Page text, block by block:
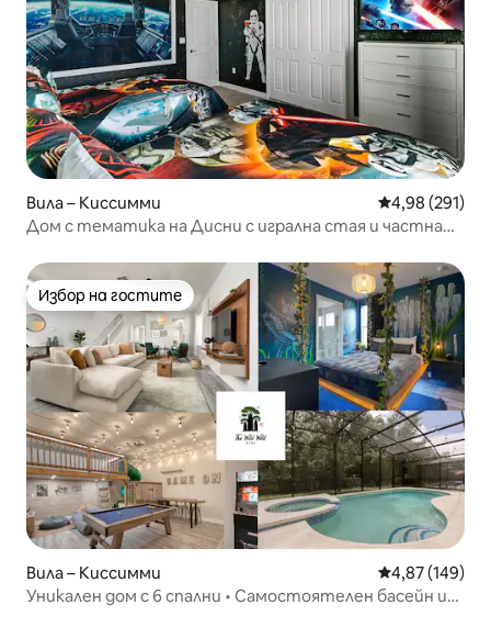
Вила – Киссимми Средна
4,98 (291)
Дом с тематика на Дисни с игрална стая и частна
Избор на гостите
Избор на гостите
Вила – Киссимми Средна
4,87 (149)
Уникален дом с 6 спални • Самостоятелен басейн и